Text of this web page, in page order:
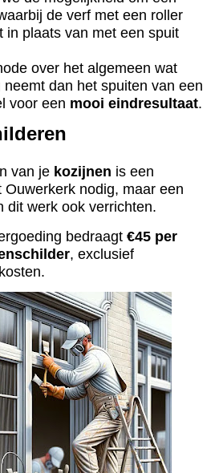
de verf met een roller
in plaats van met een spuit
over het algemeen wat
dan het spuiten van een
voor een mooi eindresultaat.
van je kozijnen is een
Ouwerkerk nodig, maar een
dit werk ook verrichten.
bedraagt €45 per
, exclusief